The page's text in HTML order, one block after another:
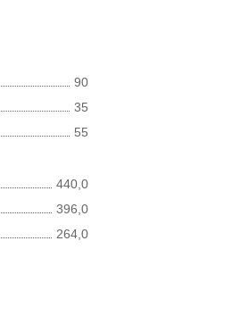
90
35
55
440,0
396,0
264,0